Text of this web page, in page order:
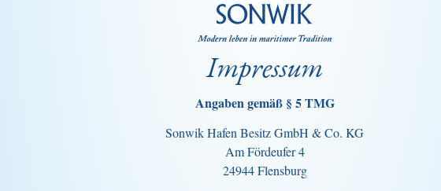
Impressum
Angaben gemäß § 5 TMG
Sonwik Hafen Besitz GmbH & Co. KG
Am Fördeufer 4
24944 Flensburg